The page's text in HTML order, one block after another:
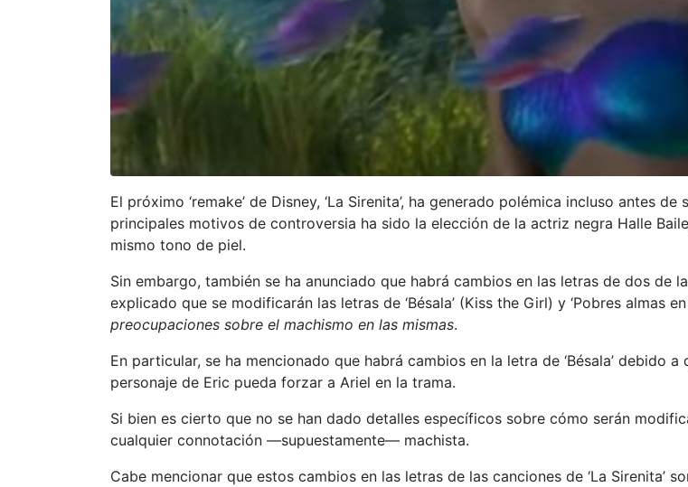
El próximo ‘remake’ de Disney, ‘La Sirenita’, ha generado polémica incluso antes
principales motivos de controversia ha sido la elección de la actriz negra Halle
mismo tono de piel.
Sin embargo, también se ha anunciado que habrá cambios en las letras de dos de
explicado que se modificarán las letras de ‘Bésala’ (Kiss the Girl) y ‘Pobres almas
preocupaciones sobre el machismo en las mismas.
En particular, se ha mencionado que habrá cambios en la letra de ‘Bésala’ debido
personaje de Eric pueda forzar a Ariel en la trama.
Si bien es cierto que no se han dado detalles específicos sobre cómo serán
cualquier connotación —supuestamente— machista.
Cabe mencionar que estos cambios en las letras de las canciones de ‘La Sirenita’